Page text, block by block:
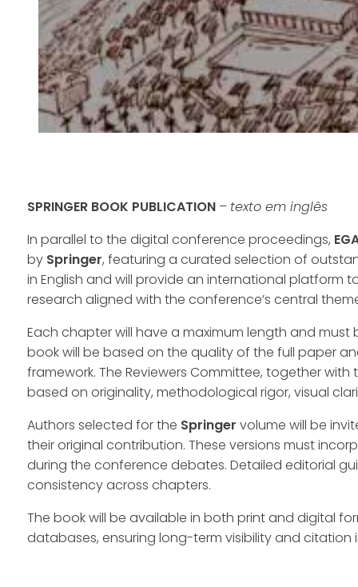
SPRINGER BOOK PUBLICATION– texto em inglês
In parallel to the digital conference proceedings,
by Springer, featuring a curated selection of
in English and will provide an international platform
research aligned with the conference’s central
Each chapter will have a maximum length and must
book will be based on the quality of the full paper
framework. The Reviewers Committee, together
based on originality, methodological rigor, visual
Authors selected for the Springer volume will be
their original contribution. These versions must
during the conference debates. Detailed editorial
consistency across chapters.
The book will be available in both print and digital
databases, ensuring long-term visibility and citation